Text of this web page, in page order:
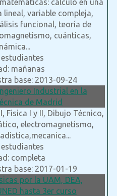
variable compleja,
funcional, teoría de
cuánticas,
estudiantes
mañanas
base: 2013-09-24
Industrial en la
de Madrid
Fisica I y II, Dibujo Técnico,
electromagnetismo,
estudiantes
completa
base: 2017-01-19
por la UAM, DEA,
hasta 3er curso